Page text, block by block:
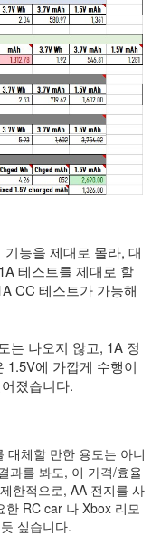
능을 제대로 몰라, 대
테스트를 제대로 할
CC 테스트가 가능해
는 나오지 않고, 1A 정
1.5V에 가깝게 수행이
졌습니다.
대체할 만한 용도는 아니
과를 봐도, 이 가격/효율
한적으로, AA 전지를 사
RC car 나 Xbox 리모
싶습니다.